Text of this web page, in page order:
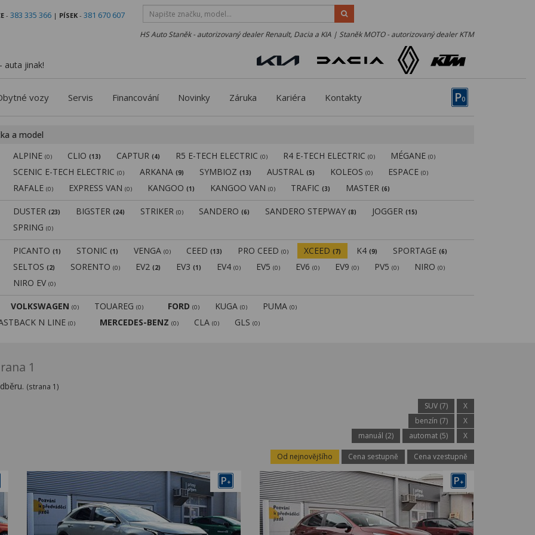
- 383 335 366 | PÍSEK - 381 670 607
HS Auto Staněk - autorizovaný dealer Renault, Dacia a KIA | Staněk MOTO - autorizovaný dealer KTM
auta jinak!
P0
vozy Servis Financování Novinky Záruka Kariéra Kontakty
a model
ALPINE(0) CLIO(13) CAPTUR(4) R5 E-TECH ELECTRIC(0) R4 E-TECH ELECTRIC(0) MÉGANE(0)
SCENIC E-TECH ELECTRIC(0) ARKANA(9) SYMBIOZ(13) AUSTRAL(5) KOLEOS(0) ESPACE(0)
RAFALE(0) EXPRESS VAN(0) KANGOO(1) KANGOO VAN(0) TRAFIC(3) MASTER(6)
DUSTER(23) BIGSTER(24) STRIKER(0) SANDERO(6) SANDERO STEPWAY(8) JOGGER(15)
SPRING(0)
PICANTO(1) STONIC(1) VENGA(0) CEED(13) PRO CEED(0) XCEED(7) K4(9) SPORTAGE(6)
SELTOS(2) SORENTO(0) EV2(2) EV3(1) EV4(0) EV5(0) EV6(0) EV9(0) PV5(0) NIRO(0)
NIRO EV(0)
VOLKSWAGEN (0) TOUAREG (0) FORD (0) KUGA (0) PUMA (0)
N LINE (0) MERCEDES-BENZ (0) CLA (0) GLS (0)
1
(strana 1)
SUV (7)
X
benzín (7)
X
manuál (2)
automat (5) X
Od nejnovějšího Cena sestupně Cena vzestupně
P+ P+